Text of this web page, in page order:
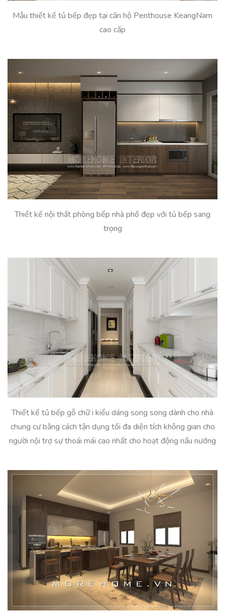
Mẫu thiết kế tủ bếp đẹp tại căn hộ Penthouse KeangNam
cao cấp
Thiết kế nội thất phòng bếp nhà phố đẹp với tủ bếp sang
trọng
Thiết kế tủ bếp gỗ chữ i kiểu dáng song song dành cho nhà
chung cư bằng cách tận dụng tối đa diện tích không gian cho
người nội trợ sự thoái mái cao nhất cho hoạt động nấu nướng